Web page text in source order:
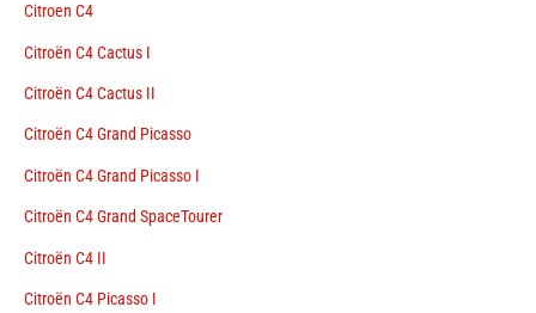
Citroen C4
Citroën C4 Cactus I
Citroën C4 Cactus II
Citroën C4 Grand Picasso
Citroën C4 Grand Picasso I
Citroën C4 Grand SpaceTourer
Citroën C4 II
Citroën C4 Picasso I